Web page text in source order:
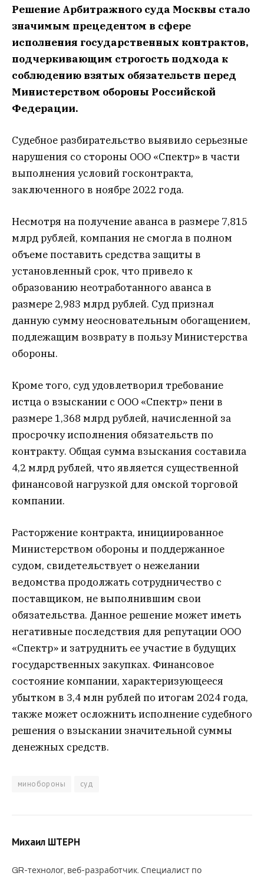
Решение Арбитражного суда Москвы стало
значимым прецедентом в сфере
исполнения государственных контрактов,
подчеркивающим строгость подхода к
соблюдению взятых обязательств перед
Министерством обороны Российской
Федерации.
Судебное разбирательство выявило серьезные
нарушения со стороны ООО «Спектр» в части
выполнения условий госконтракта,
заключенного в ноябре 2022 года.
Несмотря на получение аванса в размере 7,815
млрд рублей, компания не смогла в полном
объеме поставить средства защиты в
установленный срок, что привело к
образованию неотработанного аванса в
размере 2,983 млрд рублей. Суд признал
данную сумму неосновательным обогащением,
подлежащим возврату в пользу Министерства
обороны.
Кроме того, суд удовлетворил требование
истца о взыскании с ООО «Спектр» пени в
размере 1,368 млрд рублей, начисленной за
просрочку исполнения обязательств по
контракту. Общая сумма взыскания составила
4,2 млрд рублей, что является существенной
финансовой нагрузкой для омской торговой
компании.
Расторжение контракта, инициированное
Министерством обороны и поддержанное
судом, свидетельствует о нежелании
ведомства продолжать сотрудничество с
поставщиком, не выполнившим свои
обязательства. Данное решение может иметь
негативные последствия для репутации ООО
«Спектр» и затруднить ее участие в будущих
государственных закупках. Финансовое
состояние компании, характеризующееся
убытком в 3,4 млн рублей по итогам 2024 года,
также может осложнить исполнение судебного
решения о взыскании значительной суммы
денежных средств.
минобороны суд
Михаил ШТЕРН
GR-технолог, веб-разработчик. Специалист по